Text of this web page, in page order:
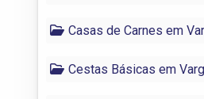
Casas de Carnes em
Cestas Básicas em